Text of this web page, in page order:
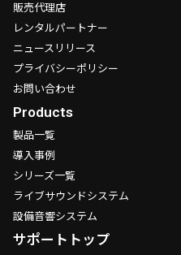
販売代理店
レンタルパートナー
ニュースリリース
プライバシーポリシー
お問い合わせ
Products
製品一覧
導入事例
シリーズ一覧
ライブサウンドシステム
設備音響システム
サポートトップ